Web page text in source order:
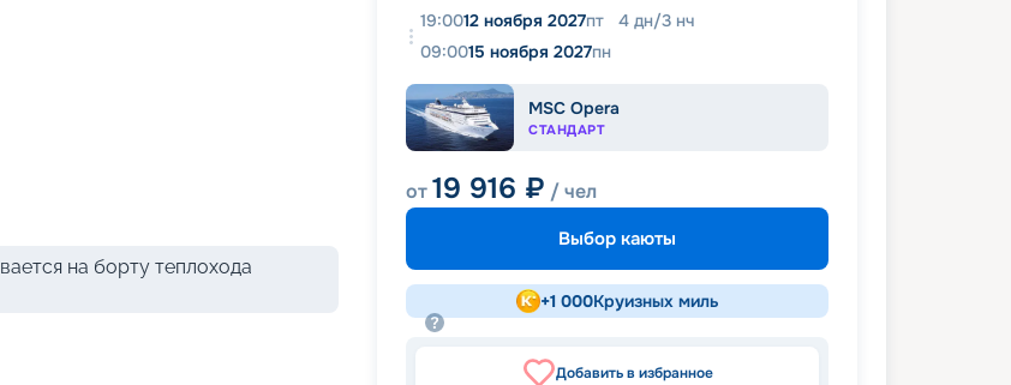
на борту теплохода
19:0012 ноября 2027пт 4 дн/3 нч
09:0015 ноября 2027пн
MSC Opera
СТАНДАРТ
от19 916 ₽ / чел
Выбор каюты
+1 000Круизных миль
Добавить в избранное